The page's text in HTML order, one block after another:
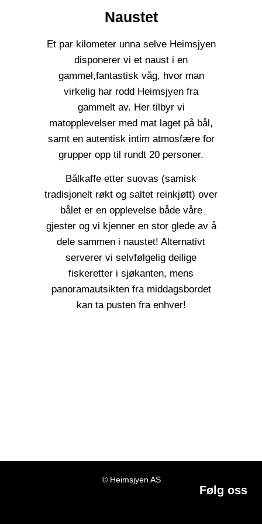
Naustet
Et par kilometer unna selve Heimsjyen
disponerer vi et naust i en
gammel,fantastisk våg, hvor man
virkelig har rodd Heimsjyen fra
gammelt av. Her tilbyr vi
matopplevelser med mat laget på bål,
samt en autentisk intim atmosfære for
grupper opp til rundt 20 personer.
Bålkaffe etter suovas (samisk
tradisjonelt røkt og saltet reinkjøtt) over
bålet er en opplevelse både våre
gjester og vi kjenner en stor glede av å
dele sammen i naustet! Alternativt
serverer vi selvfølgelig deilige
fiskeretter i sjøkanten, mens
panoramautsikten fra middagsbordet
kan ta pusten fra enhver!
© Heimsjyen AS
Følg oss